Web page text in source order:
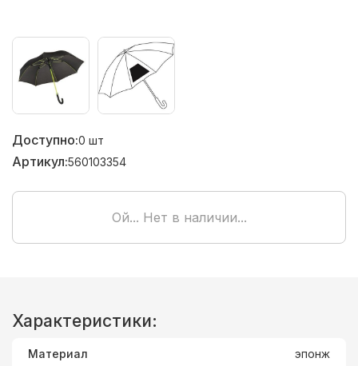
Доступно:0 шт
Артикул:560103354
Ой... Нет в наличии...
Характеристики:
Материал эпонж